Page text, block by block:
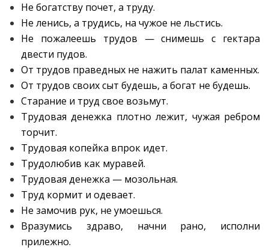
Не богатству почет, а труду.
Не ленись, а трудись, на чужое не льстись.
Не пожалеешь трудов — снимешь с гектара
двести пудов.
От трудов праведных не нажить палат каменных.
От трудов своих сыт будешь, а богат не будешь.
Старание и труд свое возьмут.
Трудовая денежка плотно лежит, чужая ребром
торчит.
Трудовая копейка впрок идет.
Трудолюбив как муравей.
Трудовая денежка — мозольная.
Труд кормит и одевает.
Не замочив рук, не умоешься.
Вразумись здраво, начни рано, исполни
прилежно.